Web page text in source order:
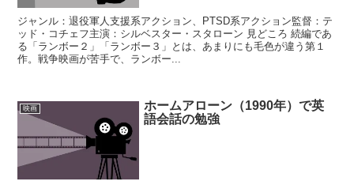
ジャンル：退役軍人支援系アクション、PTSD系アクション監督：テ
ッド・コチェフ主演：シルベスター・スタローン 見どころ 続編であ
る「ランボー２」「ランボー３」とは、あまりにも毛色が違う第１
作。戦争映画が苦手で、ランボー...
映画
ホームアローン（1990年）で英
語会話の勉強